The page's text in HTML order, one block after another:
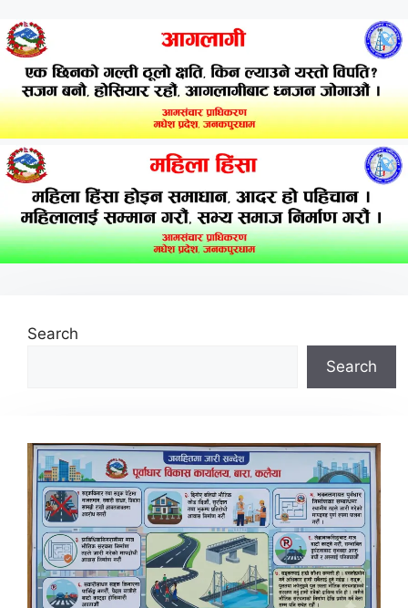
Search
Search